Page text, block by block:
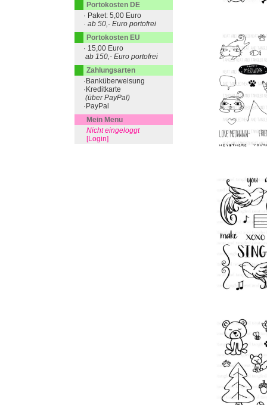
Portokosten DE
· Paket: 5,00 Euro
· ab 50,- Euro portofrei
Portokosten EU
· 15,00 Euro
ab 150,- Euro portofrei
Zahlungsarten
·Banküberweisung
·Kreditkarte
(über PayPal)
·PayPal
Mein Menu
Nicht eingeloggt
[Login]